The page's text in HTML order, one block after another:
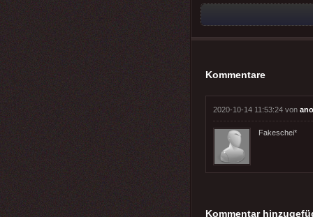
Kommentare
2020-10-14 11:53:24 von
Fakeschei*
Kommentar